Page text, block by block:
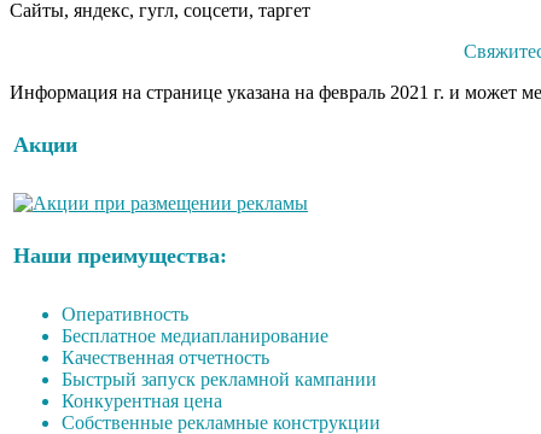
Сайты, яндекс, гугл, соцсети, таргет
Информация на странице указана на февраль 2021 г. и может
Акции
Наши преимущества:
Оперативность
Бесплатное медиапланирование
Качественная отчетность
Быстрый запуск рекламной кампании
Конкурентная цена
Собственные рекламные конструкции